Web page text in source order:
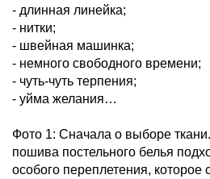
- длинная линейка;
- нитки;
- швейная машинка;
- немного свободного времени;
- чуть-чуть терпения;
- уйма желания…
Фото 1: Сначала о выборе
пошива постельного белья
особого переплетения, которое